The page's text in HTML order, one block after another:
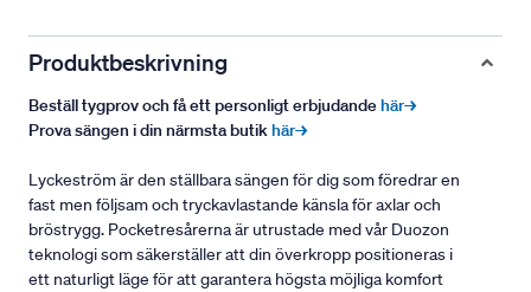
Produktbeskrivning
Beställ tygprov och få ett personligt erbjudandehär→
Prova sängen i din närmsta butikhär→
Lyckeström är den ställbara sängen för dig som föredrar en
fast men följsam och tryckavlastande känsla för axlar och
bröstrygg. Pocketresårerna är utrustade med vår Duozon
teknologi som säkerställer att din överkropp positioneras i
ett naturligt läge för att garantera högsta möjliga komfort